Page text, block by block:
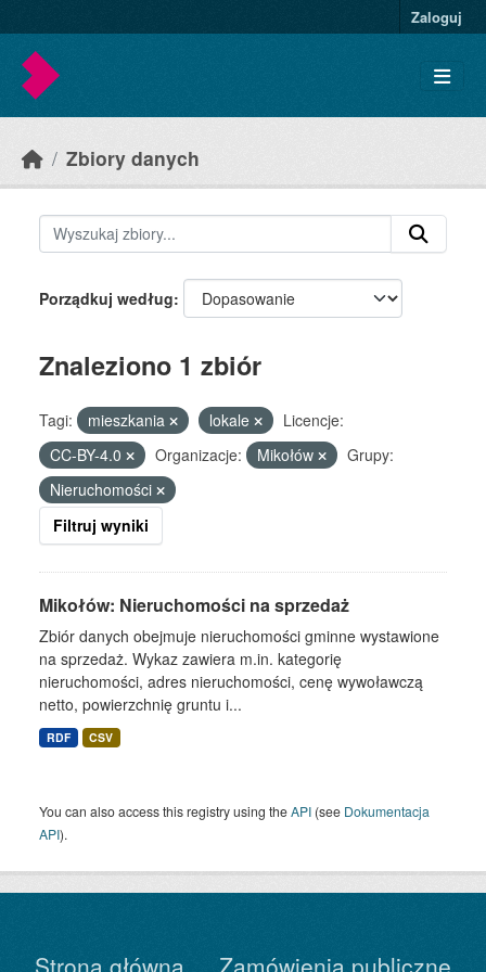
Zaloguj
Zbiory danych
Porządkuj według
Znaleziono 1 zbiór
Tagi: mieszkania lokale
Licencje:
CC-BY-4.0
Organizacje: Mikołów
Grupy:
Nieruchomości
Filtruj wyniki
Mikołów: Nieruchomości na sprzedaż
Zbiór danych obejmuje nieruchomości gminne wystawione
na sprzedaż. Wykaz zawiera m.in. kategorię
nieruchomości, adres nieruchomości, cenę wywoławczą
netto, powierzchnię gruntu i...
RDF CSV
You can also access this registry using theAPI (see Dokumentacja
API).
Strona główna Zamówienia publiczne